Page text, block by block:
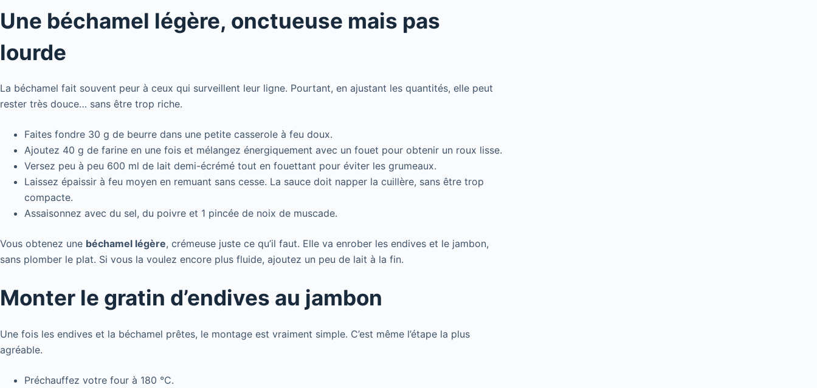
Une béchamel légère, onctueuse mais pas
lourde
La béchamel fait souvent peur à ceux qui surveillent leur ligne. Pourtant, en ajustant les quantités, elle peut
rester très douce… sans être trop riche.
Faites fondre 30 g de beurre dans une petite casserole à feu doux.
Ajoutez 40 g de farine en une fois et mélangez énergiquement avec un fouet pour obtenir un roux lisse.
Versez peu à peu 600 ml de lait demi-écrémé tout en fouettant pour éviter les grumeaux.
Laissez épaissir à feu moyen en remuant sans cesse. La sauce doit napper la cuillère, sans être trop
compacte.
Assaisonnez avec du sel, du poivre et 1 pincée de noix de muscade.
Vous obtenez une béchamel légère, crémeuse juste ce qu’il faut. Elle va enrober les endives et le jambon,
sans plomber le plat. Si vous la voulez encore plus fluide, ajoutez un peu de lait à la fin.
Monter le gratin d’endives au jambon
Une fois les endives et la béchamel prêtes, le montage est vraiment simple. C’est même l’étape la plus
agréable.
Préchauffez votre four à 180 °C.